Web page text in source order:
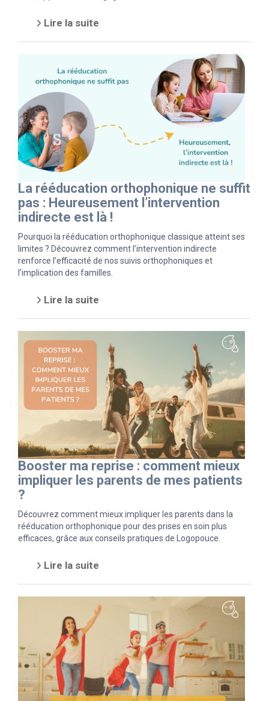
Lire la suite
La rééducation orthophonique ne suffit
pas : Heureusement l’intervention
indirecte est là !
Pourquoi la rééducation orthophonique classique atteint ses
limites ? Découvrez comment l’intervention indirecte
renforce l’efficacité de nos suivis orthophoniques et
l’implication des familles.
Lire la suite
Booster ma reprise : comment mieux
impliquer les parents de mes patients
?
Découvrez comment mieux impliquer les parents dans la
rééducation orthophonique pour des prises en soin plus
efficaces, grâce aux conseils pratiques de Logopouce.
Lire la suite